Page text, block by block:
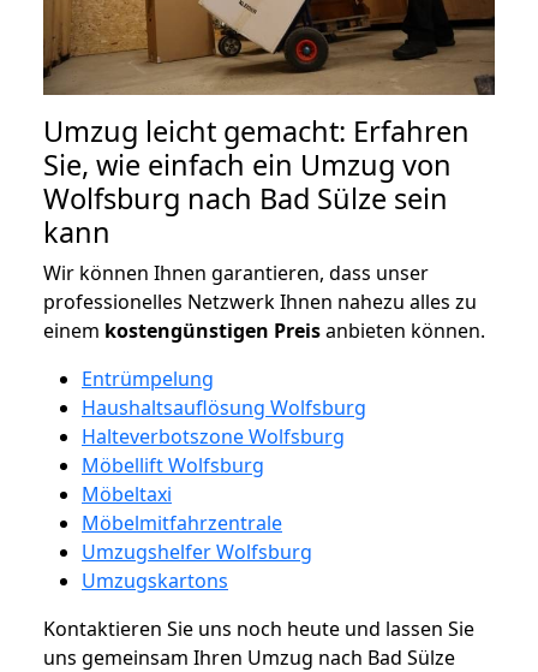
Umzug leicht gemacht: Erfahren
Sie, wie einfach ein Umzug von
Wolfsburg nach Bad Sülze sein
kann
Wir können Ihnen garantieren, dass unser
professionelles Netzwerk Ihnen nahezu alles zu
einem kostengünstigen Preisanbieten können.
Entrümpelung
Haushaltsauflösung Wolfsburg
Halteverbotszone Wolfsburg
Möbellift Wolfsburg
Möbeltaxi
Möbelmitfahrzentrale
Umzugshelfer Wolfsburg
Umzugskartons
Kontaktieren Sie uns noch heute und lassen Sie
uns gemeinsam Ihren Umzug nach Bad Sülze